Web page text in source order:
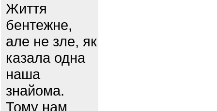
Життя
бентежне,
але не зле, як
казала одна
наша
знайома.
Тому нам